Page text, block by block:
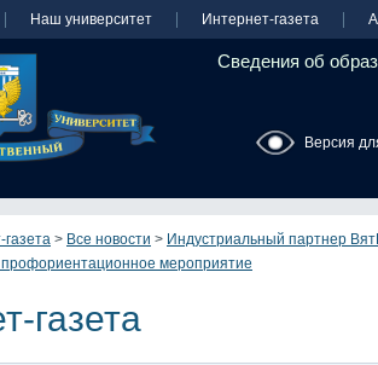
Наш университет Интернет-газета
Сведения об
Версия
газета > Все новости > Индустриальный партнер
мероприятие
газета